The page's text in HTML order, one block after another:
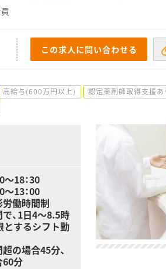
この求人に問い合わせる
高給与(600万円以上) 認定薬剤師取得支援あ
18：30
：00
働時間制
、1日4～8.5時
とするシフト勤
の場合45分、
60分